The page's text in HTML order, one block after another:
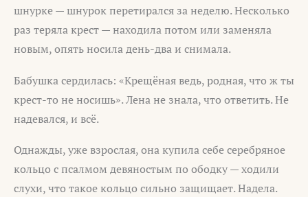
шнурке — шнурок перетирался за неделю. Несколько
раз теряла крест — находила потом или заменяла
новым, опять носила день-два и снимала.
Бабушка сердилась: «Крещёная ведь, родная, что ж ты
крест-то не носишь». Лена не знала, что ответить. Не
надевался, и всё.
Однажды, уже взрослая, она купила себе серебряное
кольцо с псалмом девяностым по ободку — ходили
слухи, что такое кольцо сильно защищает. Надела.